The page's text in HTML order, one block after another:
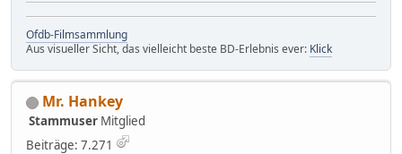
Ofdb-Filmsammlung
Aus visueller Sicht, das vielleicht beste BD-Erlebnis ever: Klick
Mr. Hankey
Stammuser Mitglied
Beiträge: 7.271